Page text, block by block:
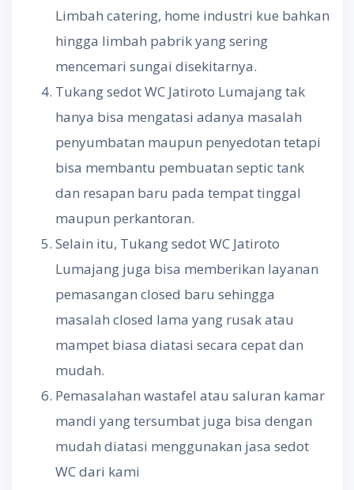
Limbah catering, home industri kue bahkan
hingga limbah pabrik yang sering
mencemari sungai disekitarnya.
Tukang sedot WC Jatiroto Lumajang tak
hanya bisa mengatasi adanya masalah
penyumbatan maupun penyedotan tetapi
bisa membantu pembuatan septic tank
dan resapan baru pada tempat tinggal
maupun perkantoran.
Selain itu, Tukang sedot WC Jatiroto
Lumajang juga bisa memberikan layanan
pemasangan closed baru sehingga
masalah closed lama yang rusak atau
mampet biasa diatasi secara cepat dan
mudah.
Pemasalahan wastafel atau saluran kamar
mandi yang tersumbat juga bisa dengan
mudah diatasi menggunakan jasa sedot
WC dari kami